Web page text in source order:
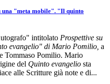
una "meta mobile". "Il quinto
intitolato Prospettive su
evangelio" di Mario Pomilio, a
Tommaso Pomilio. Mario
del Quinto evangelio sta
alle Scritture già note e di...